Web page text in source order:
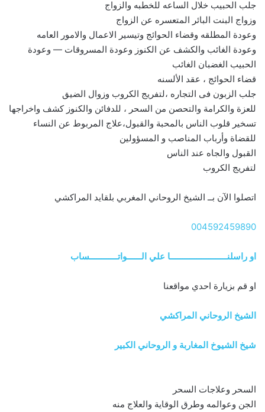
جلب الحبيب خلال الساعه للخطبه والزواج
وزواج البنت البائر المتعسره عن الزواج
وعودة المطلقه وقضاء الحوائج وتيسير الاعمال والامور العامه
وعودة الغائب والكشف عن الكنوز وعودة المسروقات — وعودة
الحبيب الغضبان الغائب
قضاء الحوائج ، عقد الألسنه
جلب الزبون فى التجاره ،لتفريج الكروب وزوال الضيق
للعزة والكرامة والتحصن من السحر ، للدفائن والكنوز كشف واخراجها
تسخير قلوب الناس بالمحبة والقبول،علاج المربوط عن النساء
للقضاة وأرباب المناصب و المسؤولين
القبول والجاه عند الناس
لتفريج الكروب
اتصلوا الآن بــ الشيخ الروحاني المغربي بلقايد المراكشي
004592459890
او راسلنــــــــــــــــــــــــا علي الــــــواتــــــــــــساب
او قم بزيارة احدي مواقعنا
الشيخ الروحاني المراكشي
شيخ الشيوخ المغاربة و الروحاني الكبير
السحر وعلاجات السحر
الجن وعوالمه وطرق الوقاية والعلاج منه